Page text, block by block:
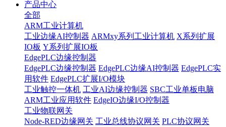
产品中心
全部
ARM工业计算机
工业边缘AI控制器 ARMxy系列工业计算机 X系列扩展
IO板 Y系列扩展IO板
EdgePLC边缘控制器
EdgePLC边缘控制器 EdgePLC边缘AI控制器 EdgePLC实
用软件 EdgePLC扩展I/O模块
工业触控一体机 工业AI边缘控制器 SBC工业单板电脑
ARM工业应用软件 EdgeIO边缘I/O控制器
工业物联网关
Node-RED边缘网关 工业总线协议网关 PLC协议网关